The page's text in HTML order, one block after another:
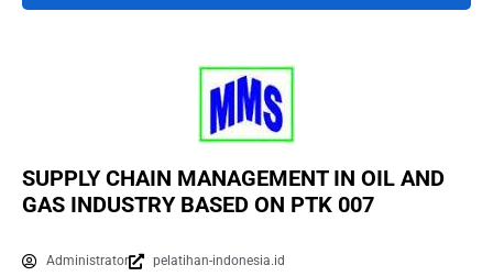
SUPPLY CHAIN MANAGEMENT IN OIL AND
GAS INDUSTRY BASED ON PTK 007
Administrator pelatihan-indonesia.id